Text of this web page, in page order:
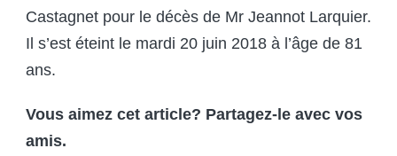
Castagnet pour le décès de Mr Jeannot Larquier.
Il s’est éteint le mardi 20 juin 2018 à l’âge de 81
ans.
Vous aimez cet article? Partagez-le avec vos
amis.